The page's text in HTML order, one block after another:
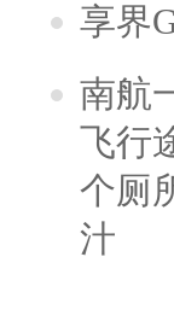
享界
南航
飞行
个厕
汁